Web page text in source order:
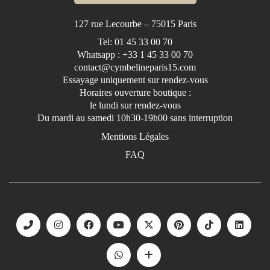
127 rue Lecourbe – 75015 Paris
Tel: 01 45 33 00 70
Whatsapp : +33 1 45 33 00 70
contact@cymbelineparis15.com
Essayage uniquement sur rendez-vous
Horaires ouverture boutique :
le lundi sur rendez-vous
Du mardi au samedi 10h30-19h00 sans interruption
Mentions Légales
FAQ